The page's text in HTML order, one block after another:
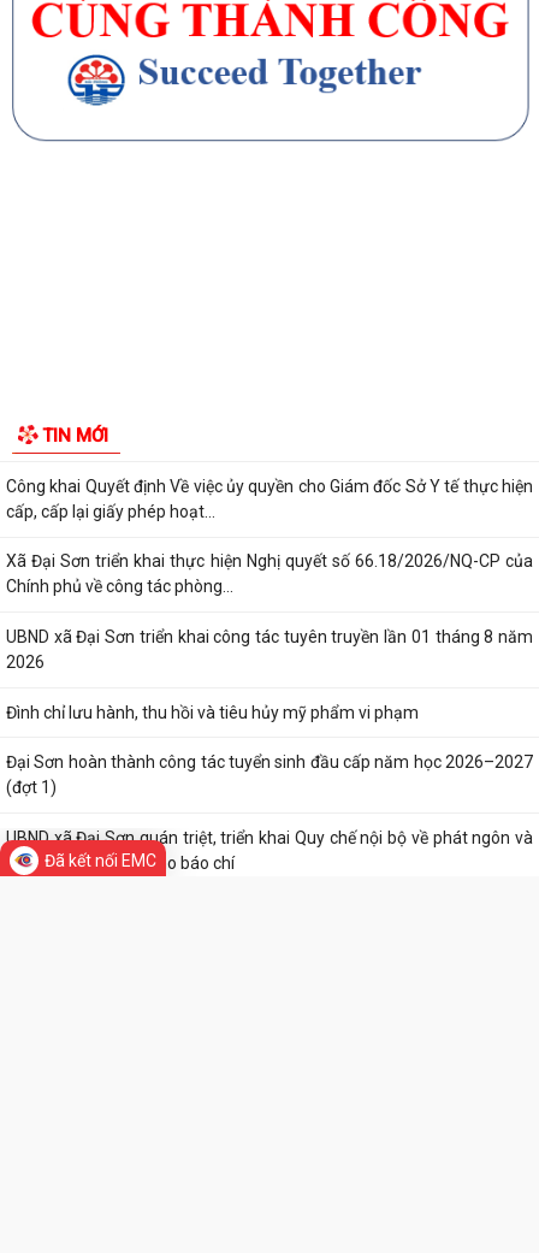
Đã kết nối EMC